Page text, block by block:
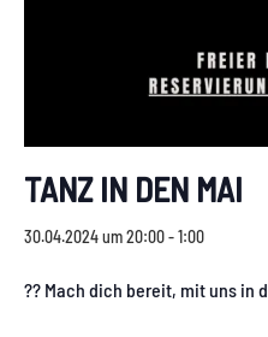
TANZ IN DEN MAI
30.04.2024 um 20:00-1:00
?? Mach dich bereit, mit uns in